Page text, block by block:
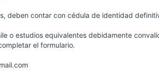
deben contar con cédula de identidad
o estudios equivalentes debidamente
el formulario.